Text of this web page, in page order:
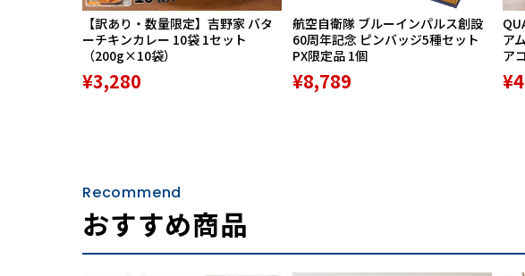
【訳あり・数量限定】吉野家 バタ
ーチキンカレー 10袋 1セット
（200g×10袋）
¥3,280
航空自衛隊 ブルーインパルス創設
60周年記念 ピンバッジ5種セット
PX限定品 1個
¥8,789
ア
ア
Recommend
おすすめ商品